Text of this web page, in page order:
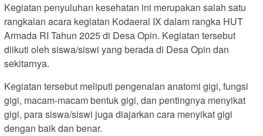
Kegiatan penyuluhan kesehatan ini merupakan salah satu
rangkaian acara kegiatan Kodaeral IX dalam rangka HUT
Armada RI Tahun 2025 di Desa Opin. Kegiatan tersebut
diikuti oleh siswa/siswi yang berada di Desa Opin dan
sekitarnya.
Kegiatan tersebut meliputi pengenalan anatomi gigi, fungsi
gigi, macam-macam bentuk gigi, dan pentingnya menyikat
gigi, para siswa/siswi juga diajarkan cara menyikat gigi
dengan baik dan benar.